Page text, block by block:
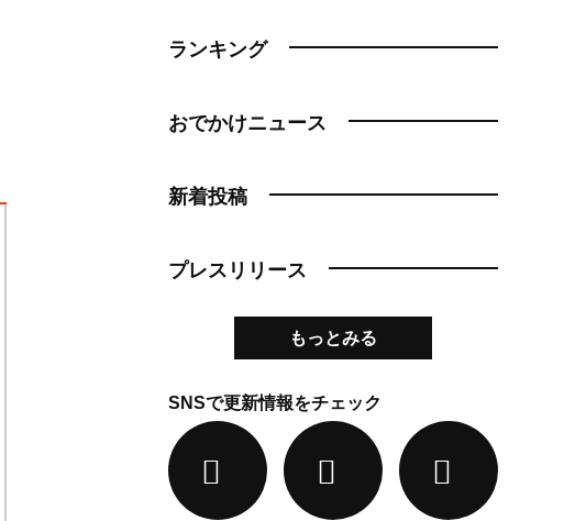
ランキング
おでかけニュース
新着投稿
プレスリリース
もっとみる
SNSで更新情報をチェック